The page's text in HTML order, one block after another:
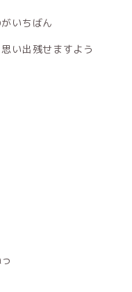
いちばん
い出残せますよう